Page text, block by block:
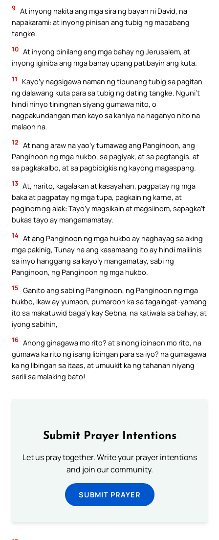
9 At inyong nakita ang mga sira ng bayan ni David, na
napakarami: at inyong pinisan ang tubig ng mababang
tangke.
10 At inyong binilang ang mga bahay ng Jerusalem, at
inyong iginiba ang mga bahay upang patibayin ang kuta.
11
Kayo’y nagsigawa naman ng tipunang tubig sa pagitan
ng dalawang kuta para sa tubig ng dating tangke. Nguni’t
hindi ninyo tiningnan siyang gumawa nito, o
nagpakundangan man kayo sa kaniya na naganyo nito na
malaon na.
12 At nang araw na yao’y tumawag ang Panginoon, ang
Panginoon ng mga hukbo, sa pagiyak, at sa pagtangis, at
sa pagkakalbo, at sa pagbibigkis ng kayong magaspang.
13 At, narito, kagalakan at kasayahan, pagpatay ng mga
baka at pagpatay ng mga tupa, pagkain ng karne, at
paginom ng alak: Tayo’y magsikain at magsiinom, sapagka’t
bukas tayo ay mangamamatay.
14 At ang Panginoon ng mga hukbo ay naghayag sa aking
mga pakinig, Tunay na ang kasamaang ito ay hindi malilinis
sa inyo hanggang sa kayo’y mangamatay, sabi ng
Panginoon, ng Panginoon ng mga hukbo.
15 Ganito ang sabi ng Panginoon, ng Panginoon ng mga
hukbo, Ikaw ay yumaon, pumaroon ka sa tagaingat-yamang
ito sa makatuwid baga’y kay Sebna, na katiwala sa bahay, at
iyong sabihin,
16 Anong ginagawa mo rito? at sinong ibinaon mo rito, na
gumawa ka rito ng isang libingan para sa iyo? na gumagawa
ka ng libingan sa itaas, at umuukit ka ng tahanan niyang
sarili sa malaking bato!
Submit Prayer Intentions
Let us pray together. Write your prayer intentions
and join our community.
SUBMIT PRAYER